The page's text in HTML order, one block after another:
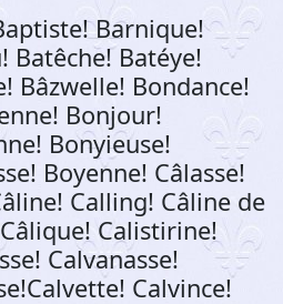
Barnique!
Batêche! Batéye!
Bâzwelle! Bondance!
Bonjour!
Bonyieuse!
Boyenne! Câlasse!
Calling! Câline de
Calistirine!
Calvanasse!
Calvince!